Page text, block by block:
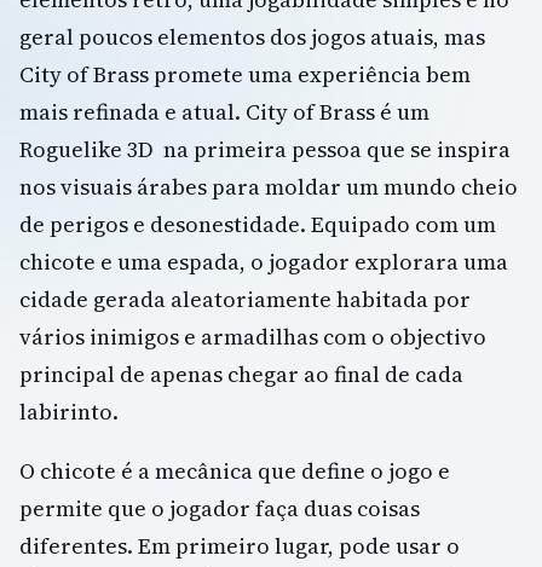
geral poucos elementos dos jogos atuais, mas
City of Brass promete uma experiência bem
mais refinada e atual. City of Brass é um
Roguelike 3D na primeira pessoa que se inspira
nos visuais árabes para moldar um mundo cheio
de perigos e desonestidade. Equipado com um
chicote e uma espada, o jogador explorara uma
cidade gerada aleatoriamente habitada por
vários inimigos e armadilhas com o objectivo
principal de apenas chegar ao final de cada
labirinto.
O chicote é a mecânica que define o jogo e
permite que o jogador faça duas coisas
diferentes. Em primeiro lugar, pode usar o